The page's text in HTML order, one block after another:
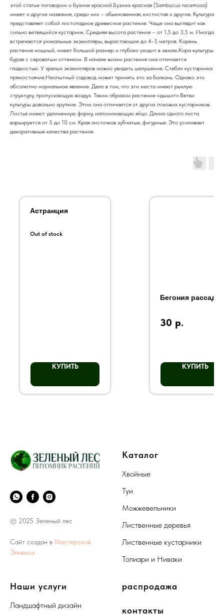
этой статье поговорим о бузине красной.Бузина красная (Sambucus racemosa)
имеет и другие названия, среди них – обыкновенная, кистистая и другие. Культура
представляет собой листопадное древесное растение. Чаще она выглядит как
сильно ветвящийся кустарник. Средняя высота растения – от 1,5 до 3,5 м. Иногда
встречаются уникальные экземпляры, вырастающие до 4-5 метров. Корень
растения мощный, имеет большой размер и глубоко уходит в землю.Кора культуры
бурая с сероватым оттенком. В начале жизни растения она отличается
гладкостью. У зрелых экземпляров можно увидеть шелушение. Стебли кустарника
прямостоячие.Неопытный садовод может принять это за болезнь. Однако это
абсолютно нормальное явление. Дело в том, что эти места имеют рыхлую
структуру, пропускающую воздух. Таким образом растение «дышит».Ветви
культуры довольно хрупкие. Этим она отличается от других похожих кустарников.
Листья имеют удлиненную форму, напоминающую яйцо. Длина одного листа
варьируется от 5 до 10 см. Края листочков зубчатые, фигурные. Это усиливает
декоративные качества растения.
Астранция
Out of stock
КУПИТЬ
Бегония рассада
30 р.
КУПИТЬ
© 2025 Зеленый лес
Сайт создан в Мастерской
Элквиса
Каталог
Хвойные
Туи
Можжевельники
Лиственные деревья
Лиственные кустарники
Топиари и Ниваки
Наши услуги
Ландшафтный дизайн
распродажа
контакты